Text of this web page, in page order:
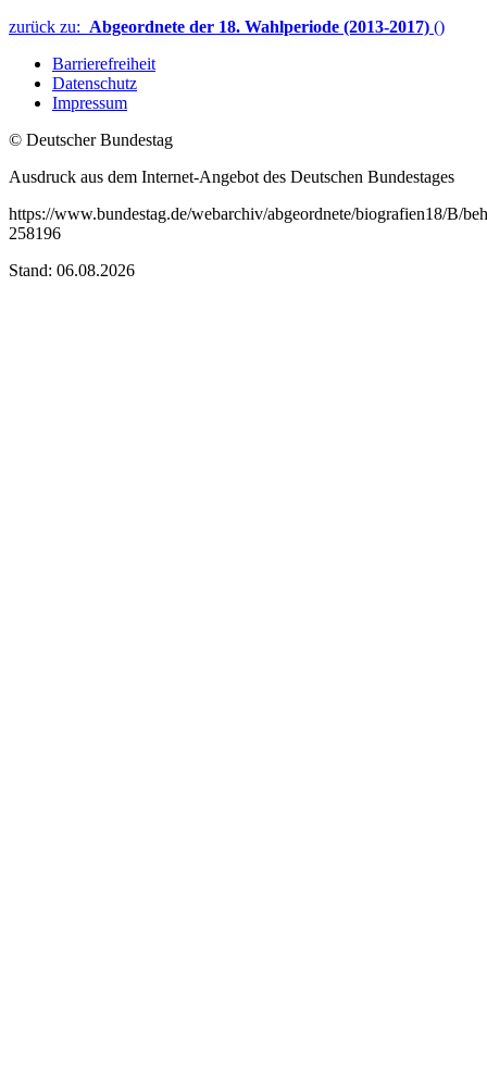
zurück zu: Abgeordnete der 18. Wahlperiode (2013-2017) ()
Barrierefreiheit
Datenschutz
Impressum
© Deutscher Bundestag
Ausdruck aus dem Internet-Angebot des Deutschen Bundestages
https://www.bundestag.de/webarchiv/abgeordnete/biografien18/B/
258196
Stand: 06.08.2026